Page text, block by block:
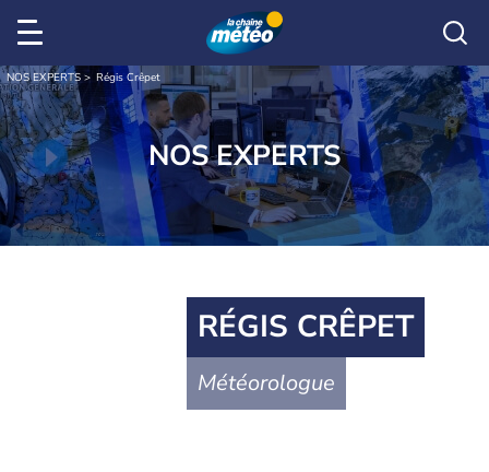
NOS EXPERTS Régis Crêpet
NOS EXPERTS
RÉGIS CRÊPET
Météorologue